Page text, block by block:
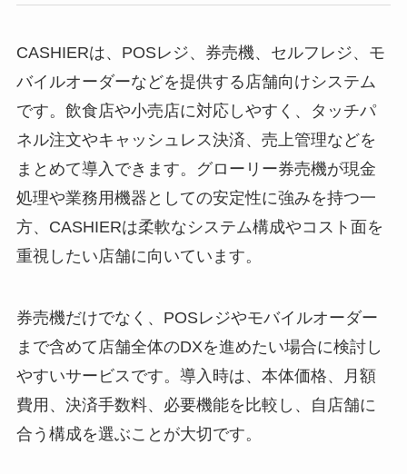
CASHIERは、POSレジ、券売機、セルフレジ、モ
バイルオーダーなどを提供する店舗向けシステム
です。飲食店や小売店に対応しやすく、タッチパ
ネル注文やキャッシュレス決済、売上管理などを
まとめて導入できます。グローリー券売機が現金
処理や業務用機器としての安定性に強みを持つ一
方、CASHIERは柔軟なシステム構成やコスト面を
重視したい店舗に向いています。
券売機だけでなく、POSレジやモバイルオーダー
まで含めて店舗全体のDXを進めたい場合に検討し
やすいサービスです。導入時は、本体価格、月額
費用、決済手数料、必要機能を比較し、自店舗に
合う構成を選ぶことが大切です。